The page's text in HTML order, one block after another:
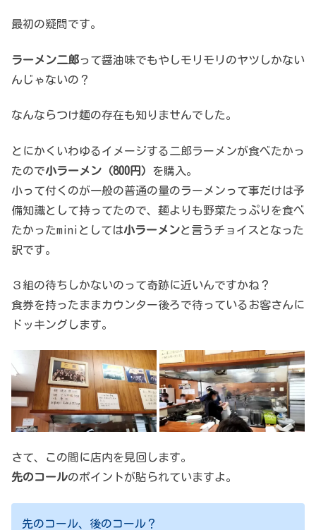
最初の疑問です。
ラーメン二郎って醤油味でもやしモリモリのヤツしかない
んじゃないの？
なんならつけ麺の存在も知りませんでした。
とにかくいわゆるイメージする二郎ラーメンが食べたかっ
たので小ラーメン（800円） を購入。
小って付くのが一般の普通の量のラーメンって事だけは予
備知識として持ってたので、麺よりも野菜たっぷりを食べ
たかったminiとしては小ラーメンと言うチョイスとなった
訳です。
３組の待ちしかないのって奇跡に近いんですかね？
食券を持ったままカウンター後ろで待っているお客さんに
ドッキングします。
さて、この間に店内を見回します。
先のコールのポイントが貼られていますよ。
先のコール、後のコール？